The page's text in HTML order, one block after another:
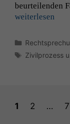
beurteilen­den
weit­er­lesen
Kategorien
Schlagwörter
Zivilprozess
Seite
1 Seite
2 …